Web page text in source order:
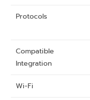
Protocols
Compatible
Integration
Wi-Fi